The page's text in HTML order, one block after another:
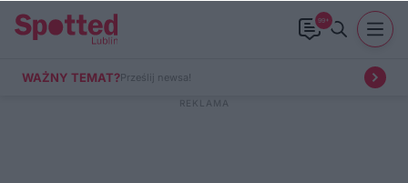
99+
WAŻNY TEMAT?Prześlij newsa!